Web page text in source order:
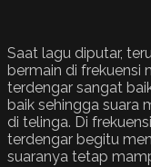
Saat lagu diputar,
bermain di frekuensi
terdengar sangat
baik sehingga suara
di telinga. Di
terdengar begitu
suaranya tetap